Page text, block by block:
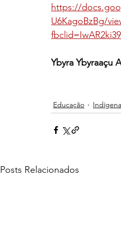
https://
U6KagoBzBg/
Ybyra Ybyraaçu
Educação Indígena
Posts Relacionados